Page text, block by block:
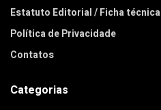
Estatuto Editorial / Ficha técnica
Política de Privacidade
Contatos
Categorias